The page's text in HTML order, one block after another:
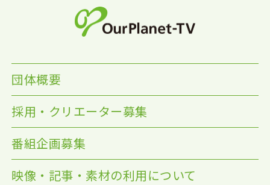
団体概要
採用・クリエーター募集
番組企画募集
映像・記事・素材の利用について